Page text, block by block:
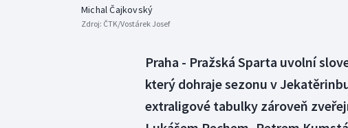
Michal Čajkovský
Zdroj: ČTK/Vostárek Josef
Praha - Pražská Sparta uvolní
který dohraje sezonu v
extraligové tabulky zároveň